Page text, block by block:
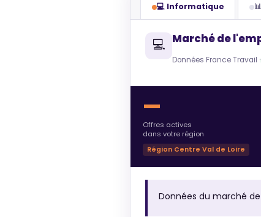
💻 Informatique
💻 Marché de
Données France Travail ·
—
Offres actives
dans votre région
Région Centre Val de Loire
Données du marché